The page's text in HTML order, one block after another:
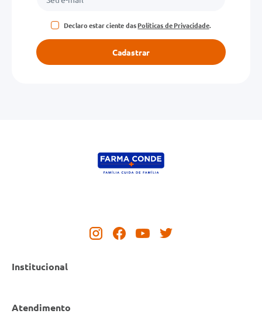
Declaro estar ciente dasPolíticas de Privacidade.
Cadastrar
Institucional
Atendimento